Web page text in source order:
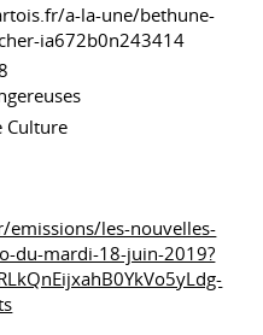
a-la-une/bethune-
ia672b0n243414
Culture
les-nouvelles-
du-mardi-18-juin-2019?